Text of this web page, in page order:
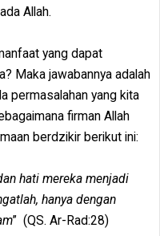
Allah.
yang dapat
Maka jawabannya adalah
permasalahan yang kita
firman Allah
berdzikir berikut ini:
hati mereka menjadi
hanya dengan
” (QS. Ar-Rad:28)